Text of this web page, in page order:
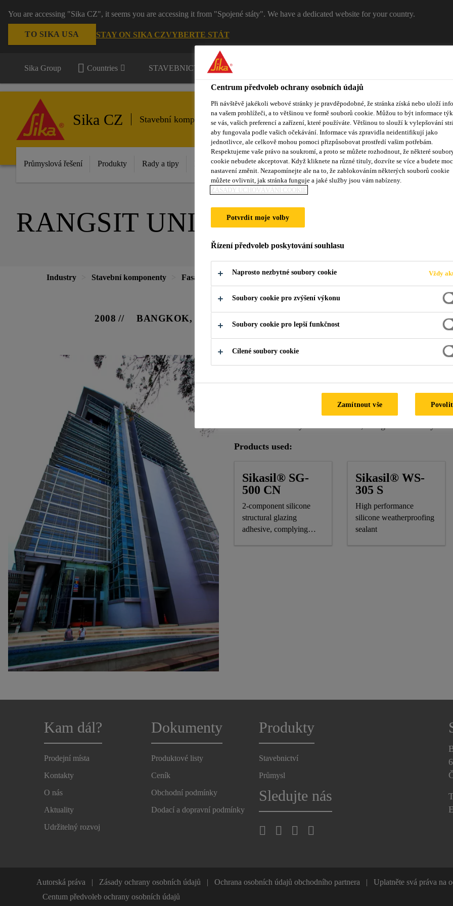
You are accessing "Sika CZ", it seems you are accessing it from "Spojené státy". We have a dedicated website for your country.
TO SIKA USA STAY ON SIKA CZVYBERTE STÁT
Sika Group Countries STAVEBNICTVÍ / PRŮMYSL
Sika CZ Stavební komponenty
Průmyslová řešení Produkty Rady a tipy Inovace Reference Služby zákazníkům Události Dokumentace
RANGSIT UNIVERSITY
Industry Stavební komponenty Fasády Rangsit University
2008 BANGKOK, THAILAND, MUANG-AKE, PHAHOLYOTHIN ROAD
Climate:Tropical
P.K. Aluminium
Products used:
Sikasil® SG-
500 CN
2-component silicone
structural glazing
adhesive, complying
Sikasil® WS-
305 S
High performance
silicone weatherproofing
sealant
Kam dál?
Prodejní místa
Kontakty
O nás
Aktuality
Udržitelný rozvoj
Dokumenty
Produktové listy
Ceník
Obchodní podmínky
Dodací a dopravní podmínky
Produkty
Stavebnictví
Průmysl
Sledujte nás
Autorská práva Zásady ochrany osobních údajů Ochrana osobních údajů obchodního partnera
Uplatněte svá práva na
Centum předvoleb ochrany osobních údajů
Centrum předvoleb ochrany osobních údajů
Při návštěvě jakékoli webové stránky je pravděpodobné, že stránka získá nebo uloží
na vašem prohlížeči, a to většinou ve formě souborů cookie. Můžou to být informace
se vás, vašich preferencí a zařízení, které používáte. Většinou to slouží k vylepšování
aby fungovala podle vašich očekávání. Informace vás zpravidla neidentifikují jako
jednotlivce, ale celkově mohou pomoci přizpůsobovat prostředí vašim potřebám.
Respektujeme vaše právo na soukromí, a proto se můžete rozhodnout, že některé
cookie nebudete akceptovat. Když kliknete na různé tituly, dozvíte se více a budete
nastavení změnit. Nezapomínejte ale na to, že zablokováním některých souborů cookie
můžete ovlivnit, jak stránka funguje a jaké služby jsou vám nabízeny.
ZÁSADY UCHOVÁVÁNÍ COOKIE
Potvrdit moje volby
Řízení předvoleb poskytování souhlasu
Naprosto nezbytné soubory cookie Vždy
Soubory cookie pro zvýšení výkonu
Soubory cookie pro lepší funkčnost
Cílené soubory cookie
Zamítnout vše Povolit